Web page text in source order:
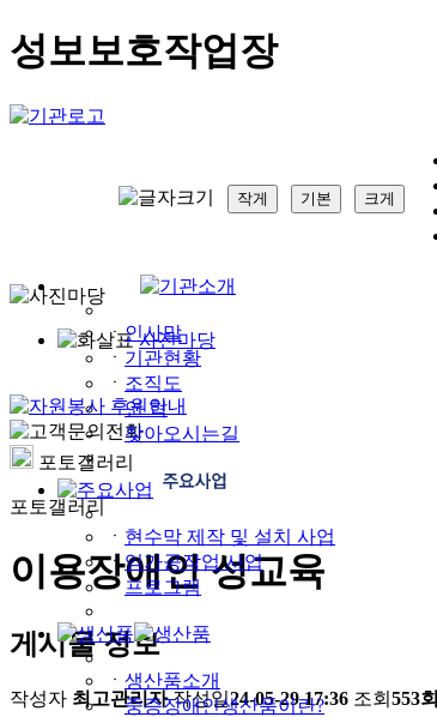
성보보호작업장
작게 기본 크게
ㆍ인사말
ㆍ 기관현황
ㆍ 조직도
ㆍ연 혁
ㆍ찾아오시는길
ㆍ 현수막 제작 및 설치 사업
ㆍ임가공작업 사업
ㆍ 프로그램
ㆍ 생산품소개
ㆍ중증장애인생산품이란?
사진마당
포토갤러리
포토갤러리
이용장애인 성교육
게시물 정보
작성자 최고관리자 작성일24-05-29 17:36 조회 553회